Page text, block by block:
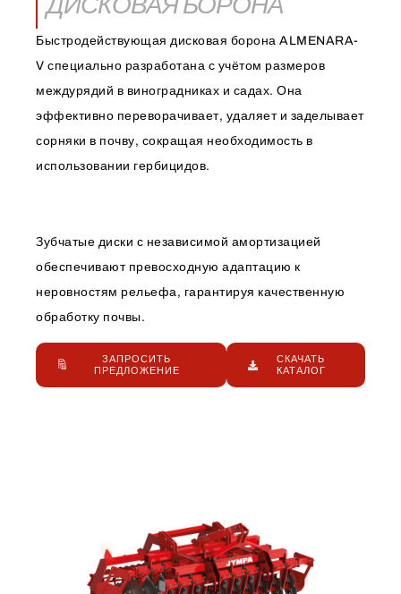
Быстродействующая дисковая борона ALMENARA-
V специально разработана с учётом размеров
междурядий в виноградниках и садах. Она
эффективно переворачивает, удаляет и заделывает
сорняки в почву, сокращая необходимость в
использовании гербицидов.
Зубчатые диски с независимой амортизацией
обеспечивают превосходную адаптацию к
неровностям рельефа, гарантируя качественную
обработку почвы.
ЗАПРОСИТЬ
ПРЕДЛОЖЕНИЕ
СКАЧАТЬ
КАТАЛОГ